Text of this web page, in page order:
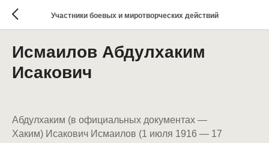
Участники боевых и миротворческих действий
Исмаилов Абдулхаким
Исакович
Абдулхаким (в официальных документах —
Хаким) Исакович Исмаилов (1 июля 1916 — 17